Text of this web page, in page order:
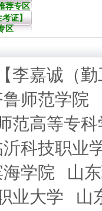
荐专区
考证】
区
李嘉诚（
鲁师范学院
范高等专科
沂科技职业
学院
山
业大学
山